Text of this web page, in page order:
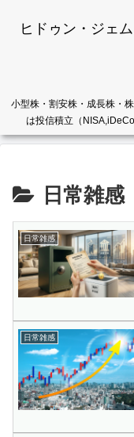
ヒドゥン・ジェ
小型株・割安株・成長株・
は投信積立（
日常雑感
日常雑感
日常雑感